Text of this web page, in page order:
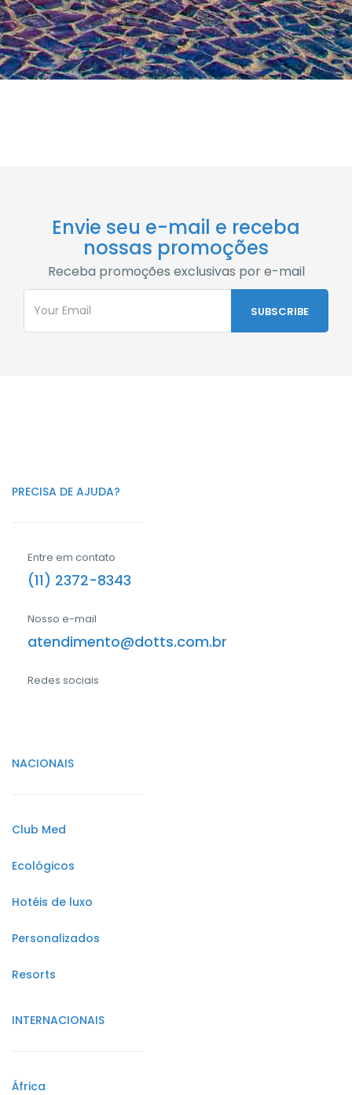
Envie seu e-mail e receba
nossas promoções
Receba promoções exclusivas por e-mail
PRECISA DE AJUDA?
Entre em contato
(11) 2372-8343
Nosso e-mail
atendimento@dotts.com.br
Redes sociais
NACIONAIS
Club Med
Ecológicos
Hotéis de luxo
Personalizados
Resorts
INTERNACIONAIS
África